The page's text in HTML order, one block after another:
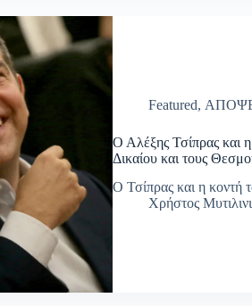
Featured,
Ο Αλέξης Τσίπρας και
Δικαίου και τους
Ο Τσίπρας και η κοντή
Χρήστος